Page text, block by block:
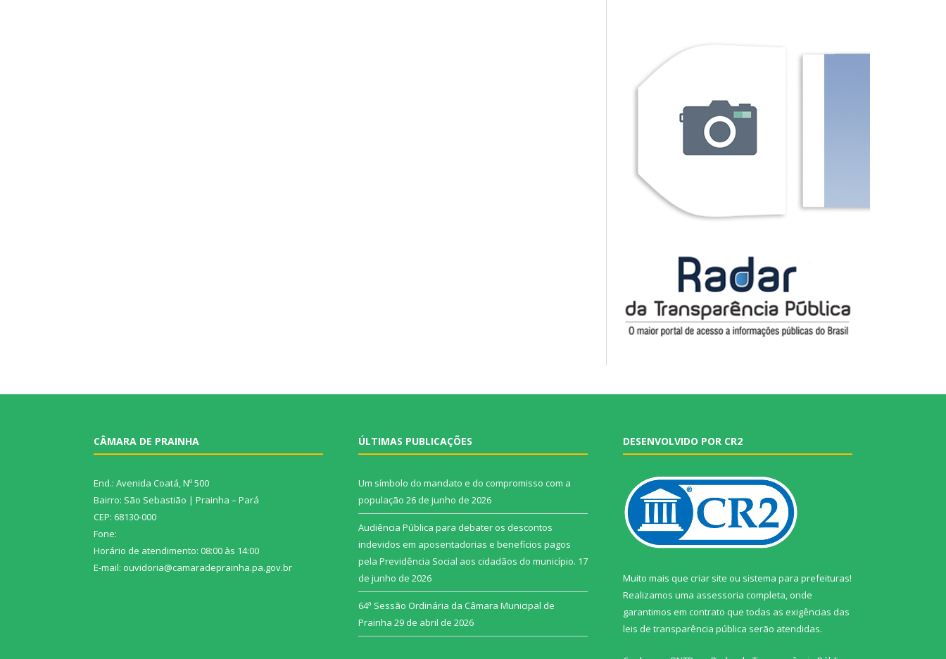
CÂMARA DE PRAINHA
End.: Avenida Coatá, Nº 500
Bairro: São Sebastião | Prainha – Pará
CEP: 68130-000
Fone:
Horário de atendimento: 08:00 às 14:00
E-mail: ouvidoria@camaradeprainha.pa.gov.br
ÚLTIMAS PUBLICAÇÕES
Um símbolo do mandato e do compromisso com a
população 26 de junho de 2026
Audiência Pública para debater os descontos
indevidos em aposentadorias e benefícios pagos
pela Previdência Social aos cidadãos do município. 17
de junho de 2026
64ª Sessão Ordinária da Câmara Municipal de
Prainha 29 de abril de 2026
DESENVOLVIDO POR CR2
Muito mais que criar site ou sistema para prefeituras!
Realizamos uma assessoria completa, onde
garantimos em contrato que todas as exigências das
leis de transparência pública serão atendidas.